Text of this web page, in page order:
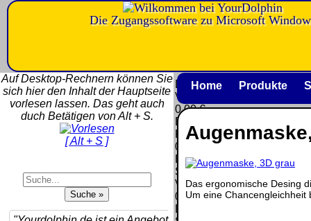
Das ergonomische Desing
Um eine
Home Produkte
Auf Desktop-Rechnern können Sie
sich hier den Inhalt der Hauptseite
vorlesen lassen. Das geht auch
duch Betätigen von Alt + S.
[ Alt + S ]
Die Zugangssoftware zu Microsoft
Code:
Deutschland
Nachnahme:
8.95 €
Deutschland
Vorkasse: 6.95
€
Schweiz)
Vorkasse:
20.00 €
Deutschland
Vorkasse:
0.00 €
Deutschland
PayPal:
0.00 €
EU (inkl.
Schweiz)
Vorkasse:
0.00 €
EU (inkl.